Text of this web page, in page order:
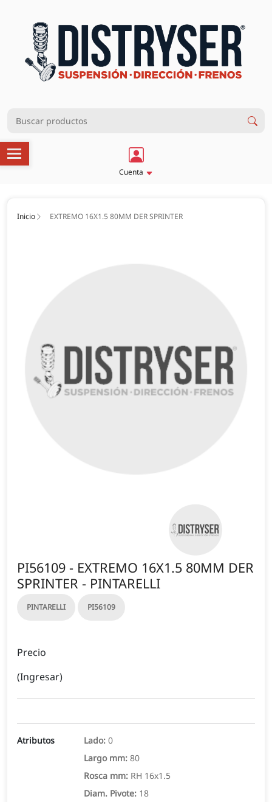
Cuenta
Inicio EXTREMO 16X1.5 80MM DER SPRINTER
PI56109 - EXTREMO 16X1.5 80MM DER
SPRINTER - PINTARELLI
PINTARELLI PI56109
Precio
(Ingresar)
Atributos Lado: 0
Largo mm: 80
Rosca mm: RH 16x1.5
Diam. Pivote: 18